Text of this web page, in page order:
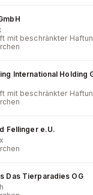
mit beschränkter
International Holding
mit beschränkter
Fellinger e.U.
Das Tierparadies OG